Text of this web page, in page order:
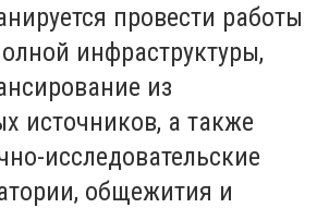
провести работы
инфраструктуры,
из
источников, а также
исследовательские
общежития и